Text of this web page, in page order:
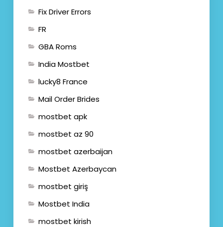
Fix Driver Errors
FR
GBA Roms
India Mostbet
lucky8 France
Mail Order Brides
mostbet apk
mostbet az 90
mostbet azerbaijan
Mostbet Azerbaycan
mostbet giriş
Mostbet India
mostbet kirish